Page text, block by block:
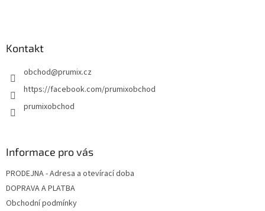
Kontakt
obchod@prumix.cz
https://facebook.com/prumixobchod
prumixobchod
Informace pro vás
PRODEJNA - Adresa a otevírací doba
DOPRAVA A PLATBA
Obchodní podmínky